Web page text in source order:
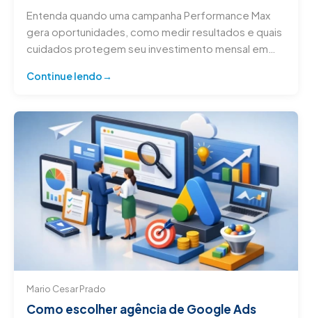
Entenda quando uma campanha Performance Max
gera oportunidades, como medir resultados e quais
cuidados protegem seu investimento mensal em
Continue lendo
Mario Cesar Prado
Como escolher agência de Google Ads